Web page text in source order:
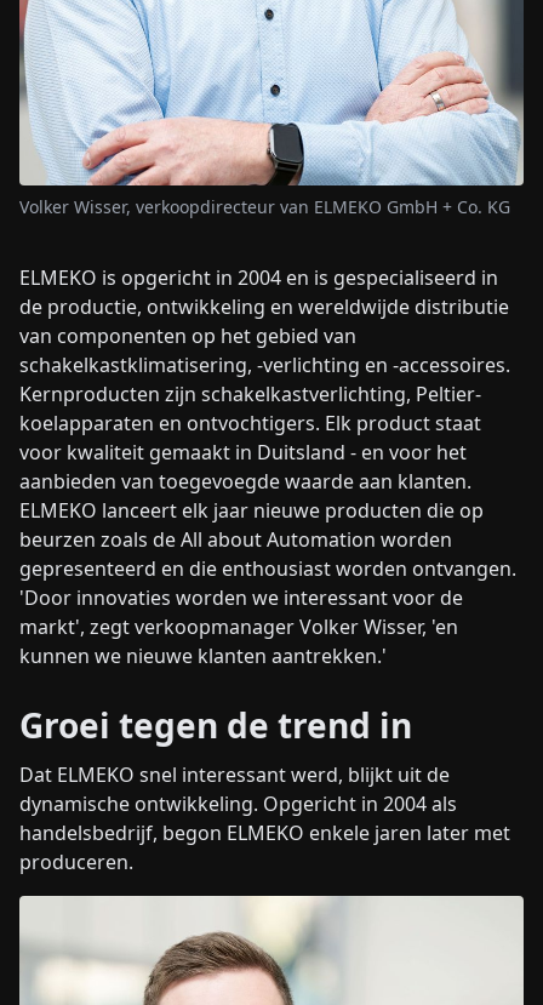
ELMEKO is opgericht in 2004 en is gespecialiseerd in
de productie, ontwikkeling en wereldwijde distributie
van componenten op het gebied van
schakelkastklimatisering, -verlichting en -accessoires.
Kernproducten zijn schakelkastverlichting, Peltier-
koelapparaten en ontvochtigers. Elk product staat
voor kwaliteit gemaakt in Duitsland - en voor het
aanbieden van toegevoegde waarde aan klanten.
ELMEKO lanceert elk jaar nieuwe producten die op
beurzen zoals de All about Automation worden
gepresenteerd en die enthousiast worden ontvangen.
'Door innovaties worden we interessant voor de
markt', zegt verkoopmanager Volker Wisser, 'en
kunnen we nieuwe klanten aantrekken.'
Groei tegen de trend in
Dat ELMEKO snel interessant werd, blijkt uit de
dynamische ontwikkeling. Opgericht in 2004 als
handelsbedrijf, begon ELMEKO enkele jaren later met
produceren.
Volker Wisser, verkoopdirecteur van ELMEKO GmbH + Co. KG